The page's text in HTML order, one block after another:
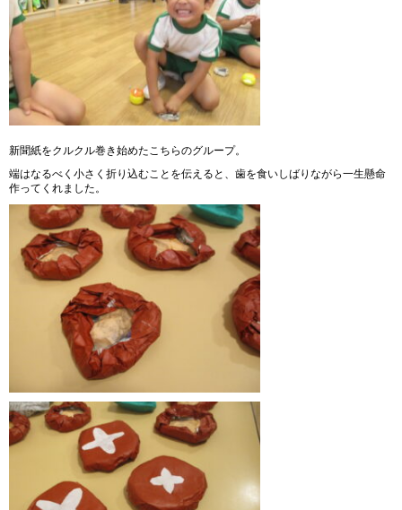
新聞紙をクルクル巻き始めたこちらのグループ。
端はなるべく小さく折り込むことを伝えると、歯を食いしばりながら一生懸命
作ってくれました。